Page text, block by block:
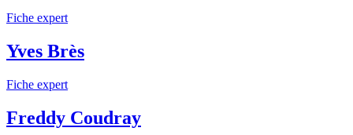
Fiche expert
Yves Brès
Fiche expert
Freddy Coudray